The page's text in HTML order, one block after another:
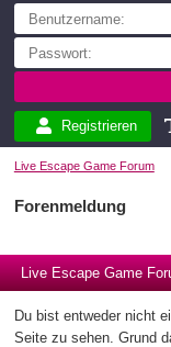
Registrieren
Live Escape Game Forum
Forenmeldung
Live Escape Game
Du bist entweder nicht
Seite zu sehen. Grund